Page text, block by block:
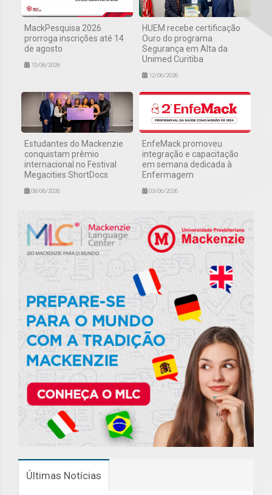
MackPesquisa 2026
prorroga inscrições até 14
de agosto
15/06/2026
HUEM recebe certificação
Ouro do programa
Segurança em Alta da
Unimed Curitiba
12/06/2026
Estudantes do Mackenzie
conquistam prêmio
internacional no Festival
Megacities ShortDocs
08/06/2026
EnfeMack promoveu
integração e capacitação
em semana dedicada à
Enfermagem
03/06/2026
Últimas Notícias